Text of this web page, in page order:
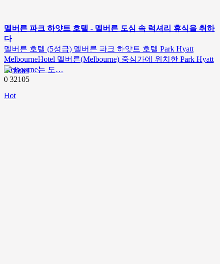
멜버른 파크 하얏트 호텔 - 멜버른 도심 속 럭셔리 휴식을 취하
다
멜버른 호텔 (5성급) 멜버른 파크 하얏트 호텔 Park Hyatt
MelbourneHotel 멜버른(Melbourne) 중심가에 위치한 Park Hyatt
Melbourne는 도…
hotel
0 32105
Hot